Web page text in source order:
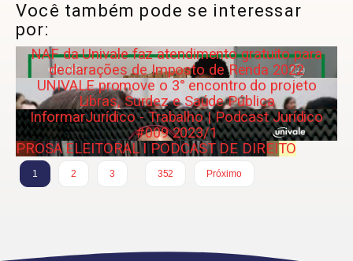
Você também pode se interessar
por:
NAF da Univale faz atendimento gratuito para
declarações de Imposto de Renda 2022
UNIVALE promove o 3° encontro do projeto
Libras, Surdez e Saúde Pública
InformarJurídico - Trabalho | Podcast Jurídico
#009 2023/1
PROSA ELEITORAL I PODCAST DE DIREITO
1 2 3
352
Próximo